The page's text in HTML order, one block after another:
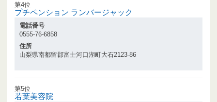
第4位
プチペンション ランバージャック
電話番号
0555-76-6858
住所
山梨県南都留郡富士河口湖町大石2123-86
第5位
若葉美容院